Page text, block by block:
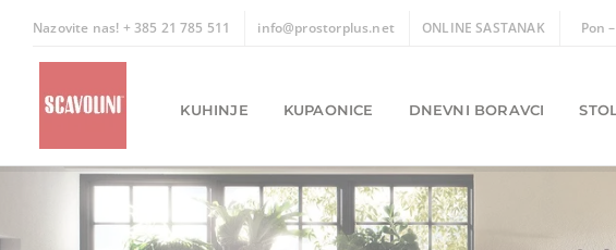
Nazovite nas! + 385 21 785 511 info@prostorplus.net ONLINE SASTANAK Pon
KUHINJE KUPAONICE DNEVNI BORAVCI